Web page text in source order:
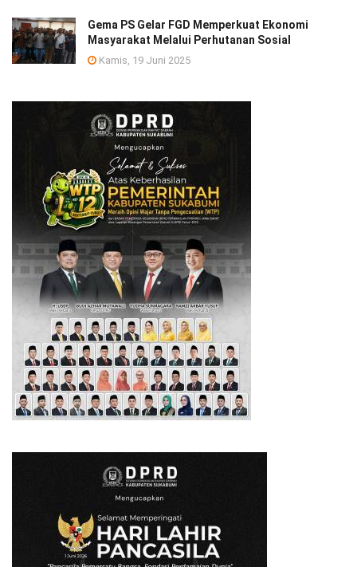
Gema PS Gelar FGD Memperkuat Ekonomi
Masyarakat Melalui Perhutanan Sosial
Kamis, 19 Juni 2025